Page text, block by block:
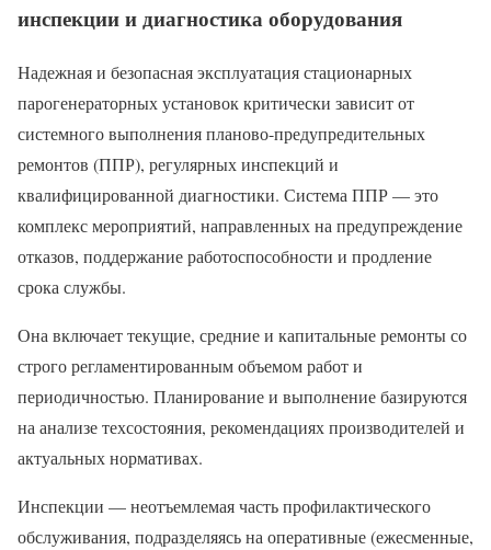
инспекции и диагностика оборудования
Надежная и безопасная эксплуатация стационарных
парогенераторных установок критически зависит от
системного выполнения планово-предупредительных
ремонтов (ППР), регулярных инспекций и
квалифицированной диагностики. Система ППР — это
комплекс мероприятий, направленных на предупреждение
отказов, поддержание работоспособности и продление
срока службы.
Она включает текущие, средние и капитальные ремонты со
строго регламентированным объемом работ и
периодичностью. Планирование и выполнение базируются
на анализе техсостояния, рекомендациях производителей и
актуальных нормативах.
Инспекции — неотъемлемая часть профилактического
обслуживания, подразделяясь на оперативные (ежесменные,